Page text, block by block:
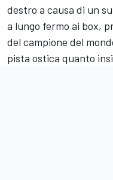
destro a causa di un
a lungo fermo ai box,
del campione del
pista ostica quanto